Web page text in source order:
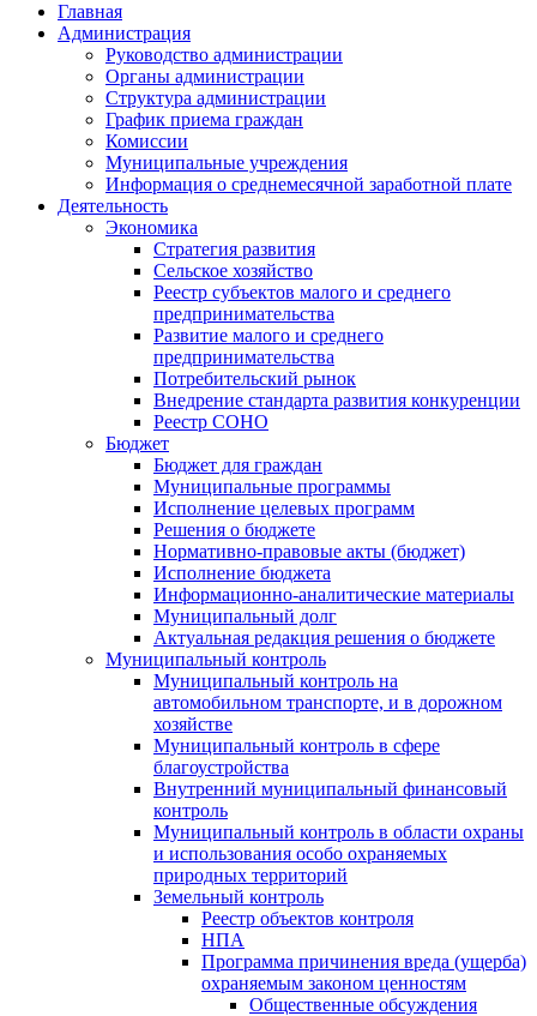
Главная
Администрация
Руководство администрации
Органы администрации
Структура администрации
График приема граждан
Комиссии
Муниципальные учреждения
Информация о среднемесячной заработной плате
Деятельность
Экономика
Стратегия развития
Сельское хозяйство
Реестр субъектов малого и среднего
предпринимательства
Развитие малого и среднего
предпринимательства
Потребительский рынок
Внедрение стандарта развития конкуренции
Реестр СОНО
Бюджет
Бюджет для граждан
Муниципальные программы
Исполнение целевых программ
Решения о бюджете
Нормативно-правовые акты (бюджет)
Исполнение бюджета
Информационно-аналитические материалы
Муниципальный долг
Актуальная редакция решения о бюджете
Муниципальный контроль
Муниципальный контроль на
автомобильном транспорте, и в дорожном
хозяйстве
Муниципальный контроль в сфере
благоустройства
Внутренний муниципальный финансовый
контроль
Муниципальный контроль в области охраны
и использования особо охраняемых
природных территорий
Земельный контроль
Реестр объектов контроля
НПА
Программа причинения вреда (ущерба)
охраняемым законом ценностям
Общественные обсуждения